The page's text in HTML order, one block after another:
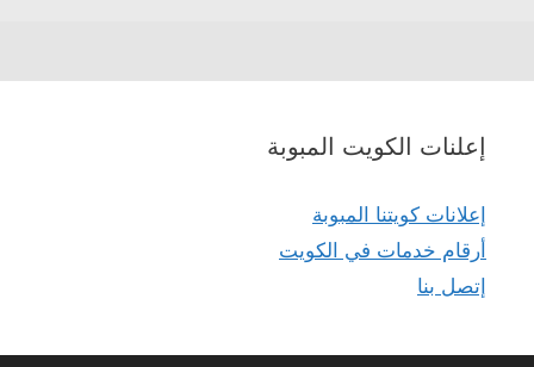
إعلنات الكويت المبوبة
إعلانات كويتنا المبوبة
أرقام خدمات في الكويت
إتصل بنا